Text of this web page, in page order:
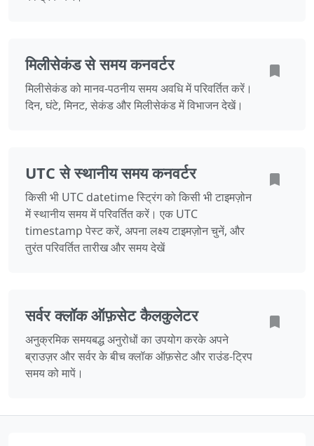
मिलीसेकंड से समय कनवर्टर
मिलीसेकंड को मानव-पठनीय समय अवधि में परिवर्तित करें।
दिन, घंटे, मिनट, सेकंड और मिलीसेकंड में विभाजन देखें।
UTC से स्थानीय समय कनवर्टर
किसी भी UTC datetime स्ट्रिंग को किसी भी टाइमज़ोन
में स्थानीय समय में परिवर्तित करें। एक UTC
timestamp पेस्ट करें, अपना लक्ष्य टाइमज़ोन चुनें, और
तुरंत परिवर्तित तारीख और समय देखें
सर्वर क्लॉक ऑफ़सेट कैलकुलेटर
अनुक्रमिक समयबद्ध अनुरोधों का उपयोग करके अपने
ब्राउज़र और सर्वर के बीच क्लॉक ऑफ़सेट और राउंड-ट्रिप
समय को मापें।